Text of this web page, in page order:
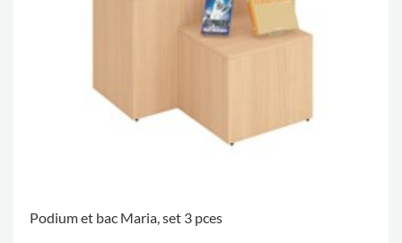
Podium et bac Maria, set 3 pces